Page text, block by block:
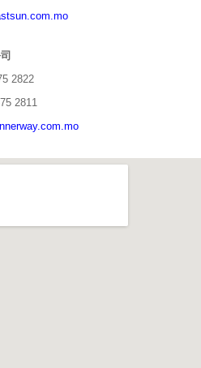
2822
2811